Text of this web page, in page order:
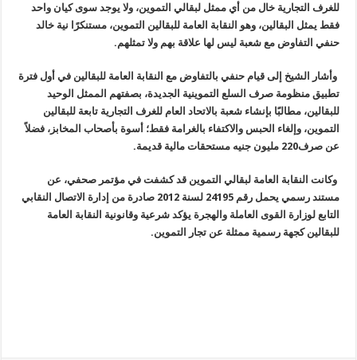
للغرف التجارية خال من أي ممثل لبقالي التموين، ولا يوجد سوى كيان واحد
فقط يمثل البقالين، وهو النقابة العامة للبقالين التموين، مستنكرًا نية خالد
حنفي التفاوض مع شعبة ليس لها علاقة بهم ولا تمثلهم.
وأشار الشيخ إلى قيام حنفي بالتفاوض مع النقابة العامة للبقالين في أول فترة
تطبيق منظومة صرف السلع التموينية الجديدة، بصفتهم الممثل الوحيد
للبقالين، مطالبًا بإنشاء شعبة بالاتحاد العام للغرف التجارية تابعة للبقالين
التموين، وإلغاء الحبس والاكتفاء بالغرامة فقط؛ أسوة بأصحاب المخابز، فضلاً
عن صرف220 مليون جنيه مستحقات مالية قديمة.
وكانت النقابة العامة لبقالي التموين قد كشفت في مؤتمر صحفي، عن
مستند رسمي يحمل رقم 24195 لسنة 2012 صادرة من إدارة الاتصال النقابي
التابع لوزارة القوى العاملة والهجرة يؤكد شرعية وقانونية النقابة العامة
للبقالين كجهة رسمية ممثلة عن تجار التموين.